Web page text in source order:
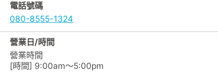
電話號碼
080-8555-1324
營業日/時間
營業時間
[時間] 9:00am～5:00pm